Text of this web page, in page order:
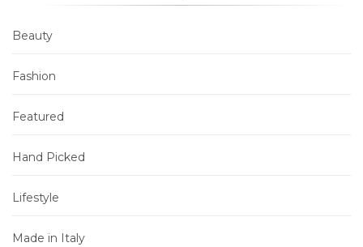
Beauty
Fashion
Featured
Hand Picked
Lifestyle
Made in Italy